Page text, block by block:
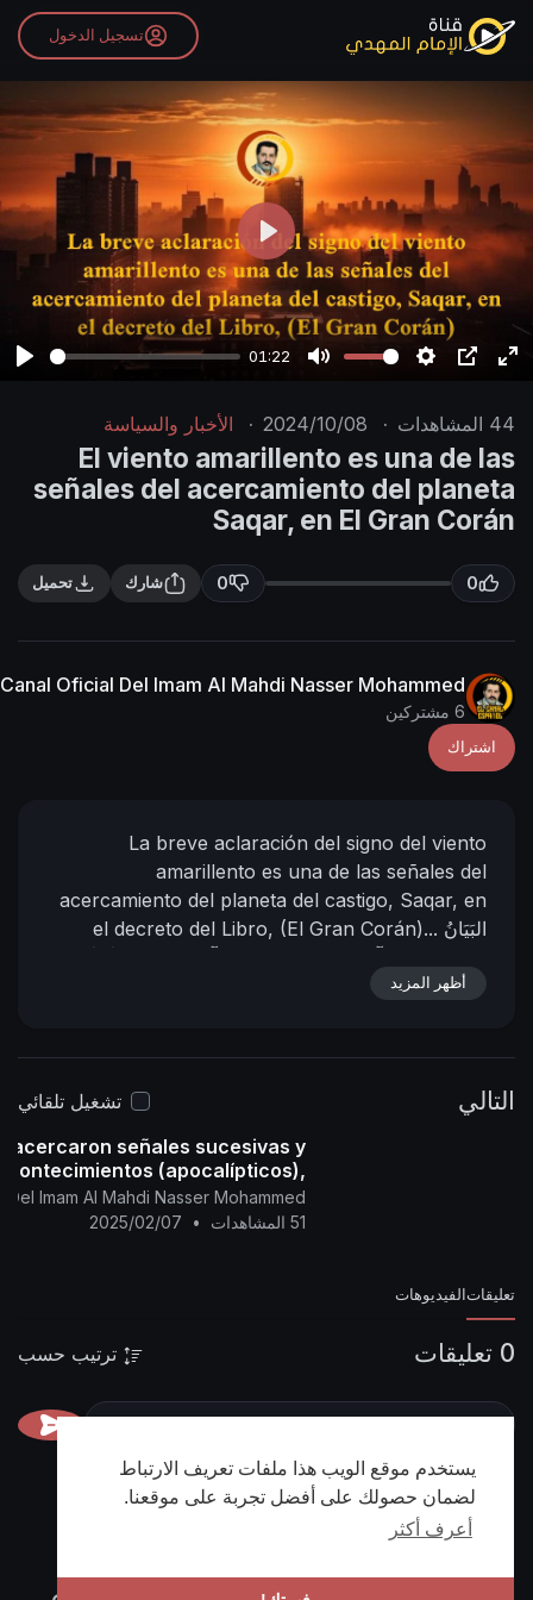
يستخدم موقع الويب هذا ملفات تعريف الارتباط
لضمان حصولك على أفضل تجربة على موقعنا.
أعرف أكثر
تسجيل الدخول
y
01:22
u
t
e
t
t
i
g
P
n
t
e
r
u
l
c
r
e
P
l
a
y
44 المشاهدات ·
2024/10/08
· الأخبار والسياسة
El viento amarillento es una de las
señales del acercamiento del planeta
Saqar, en El Gran Corán
0
0 شارك تحميل
Canal Oficial Del Imam Al Mahdi Nasser Mohammed
6 مشتركين
اشتراك
La breve aclaración del signo del viento
amarillento es una de las señales del
acercamiento del planeta del castigo, Saqar, en
el decreto del Libro, (El Gran Corán)... البَيَانُ
العَذابِ سَقَر فِي مُحكَمِ الذِّكرِ (القُرآنِ العََظِيمِ) .
El
calendario oficial de la Meca)
alyamani.org/sh....owthread.php?p=44725
أظهر المزيد
التالي
تشغيل تلقائي
acercaron señales sucesivas y
(apocalípticos),
fatwa para los preguntadores.
Del Imam Al Mahdi Nasser Mohammed
51 المشاهدات
•
2025/02/07
تعليقات الفيديوهات
0 تعليقات ترتيب حسب